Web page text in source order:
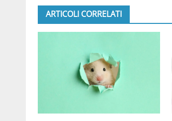
ARTICOLI CORRELATI